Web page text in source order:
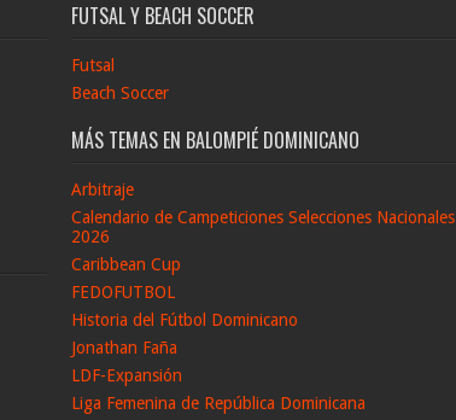
FUTSAL Y BEACH SOCCER
Futsal
Beach Soccer
MÁS TEMAS EN BALOMPIÉ DOMINICANO
Arbitraje
Calendario de Campeticiones Selecciones Nacionales
2026
Caribbean Cup
FEDOFUTBOL
Historia del Fútbol Dominicano
Jonathan Faña
LDF-Expansión
Liga Femenina de República Dominicana